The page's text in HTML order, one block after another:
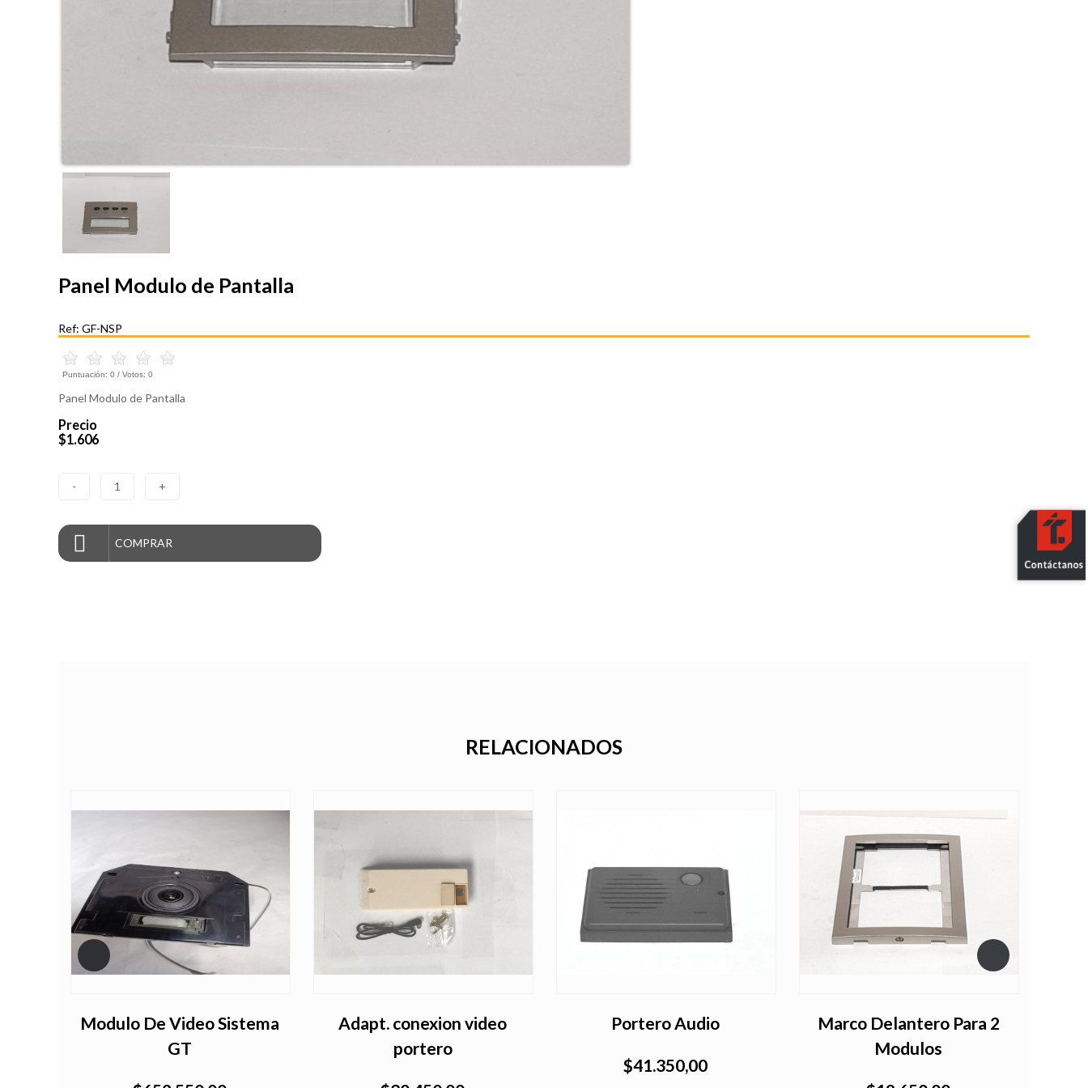
Panel Modulo de Pantalla
Ref: GF-NSP
Puntuación: 0 / Votos: 0
Panel Modulo de Pantalla
Precio
$1.606
- 1 +
COMPRAR
RELACIONADOS
Modulo De Video Sistema
GT
Adapt. conexion video
portero
Portero Audio
$41.350,00
Marco Delantero Para 2
Modulos